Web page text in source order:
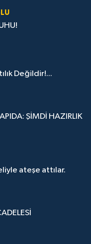
Değildir!...
ŞİMDİ HAZIRLIK
ateşe attılar.